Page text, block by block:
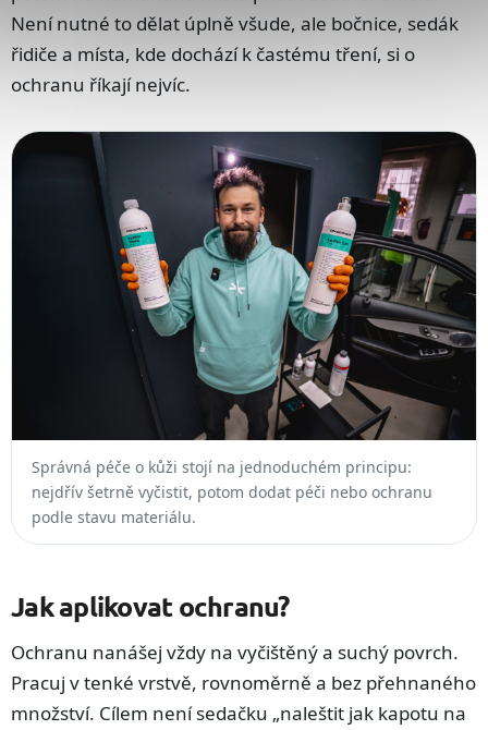
Není nutné to dělat úplně všude, ale bočnice, sedák
řidiče a místa, kde dochází k častému tření, si o
ochranu říkají nejvíc.
Správná péče o kůži stojí na jednoduchém principu:
nejdřív šetrně vyčistit, potom dodat péči nebo ochranu
podle stavu materiálu.
Jak aplikovat ochranu?
Ochranu nanášej vždy na vyčištěný a suchý povrch.
Pracuj v tenké vrstvě, rovnoměrně a bez přehnaného
množství. Cílem není sedačku „naleštit jak kapotu na